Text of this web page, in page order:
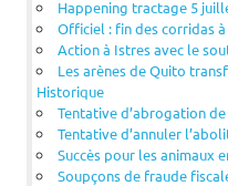
Happening tractage 5
Officiel : fin des corridas
Action à Istres avec le
Les arènes de Quito
Historique
Tentative d’abrogation
Tentative d’annuler
Succès pour les animaux
Soupçons de fraude